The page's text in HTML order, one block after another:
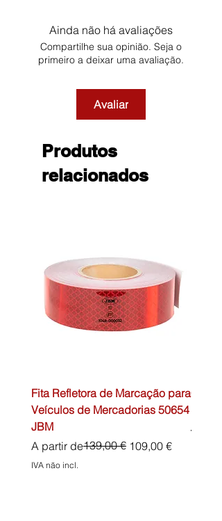
Ainda não há avaliações
Compartilhe sua opinião. Seja o
primeiro a deixar uma avaliação.
Avaliar
Produtos
relacionados
Fita Refletora de Marcação para
Veículos de Mercadorias 50654
JBM
A partir de
Preço normal139,00 € 109,00 €
Preço promocional
IVA não incl.
Preço
45,00 €